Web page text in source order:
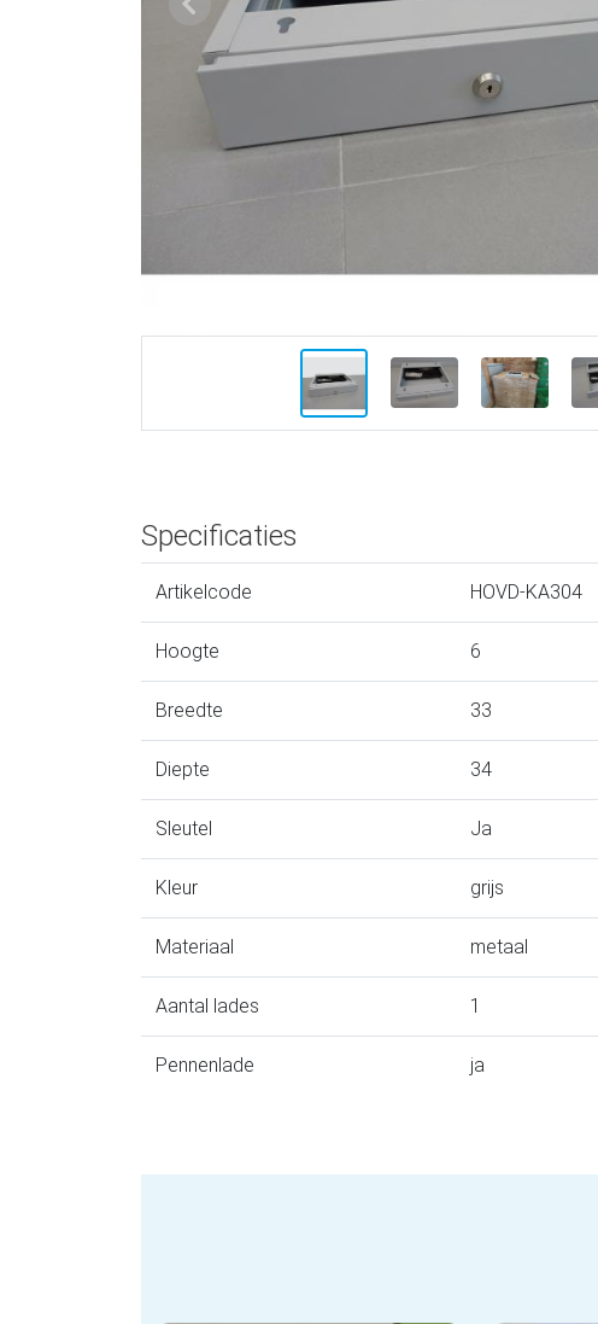
Vorige
Specificaties
Artikelcode HOVD-KA304
Hoogte 6
Breedte 33
Diepte 34
Sleutel Ja
Kleur grijs
Materiaal metaal
Aantal lades 1
Pennenlade ja